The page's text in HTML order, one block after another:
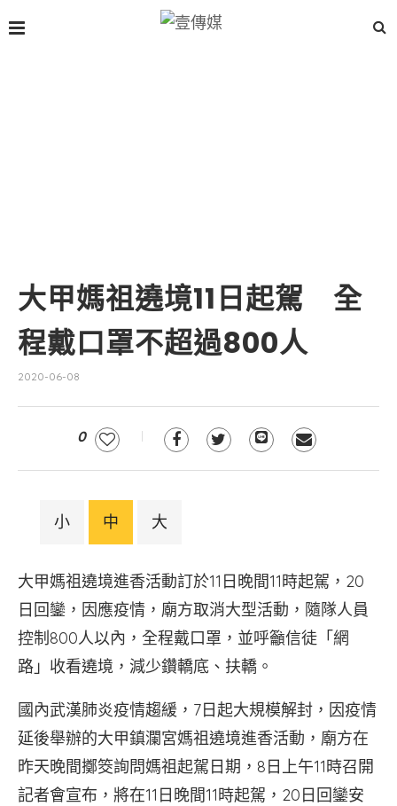
大甲媽祖遶境11日起駕 全
程戴口罩不超過800人
2020-06-08
0
小 中 大
大甲媽祖遶境進香活動訂於11日晚間11時起駕，20
日回鑾，因應疫情，廟方取消大型活動，隨隊人員
控制800人以內，全程戴口罩，並呼籲信徒「網
路」收看遶境，減少鑽轎底、扶轎。
國內武漢肺炎疫情趨緩，7日起大規模解封，因疫情
延後舉辦的大甲鎮瀾宮媽祖遶境進香活動，廟方在
昨天晚間擲筊詢問媽祖起駕日期，8日上午11時召開
記者會宣布，將在11日晚間11時起駕，20日回鑾安